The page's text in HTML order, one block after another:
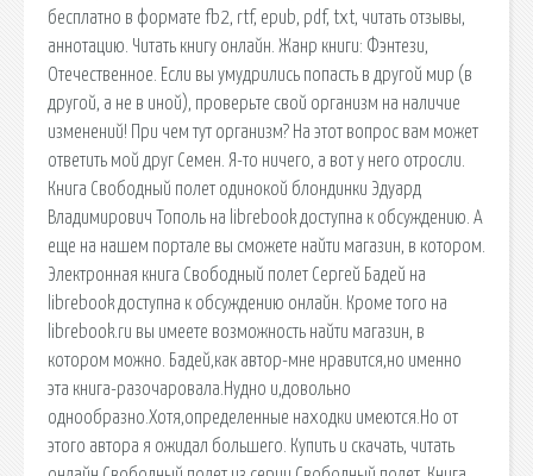
бесплатно в формате fb2, rtf, epub, pdf, txt, читать отзывы,
аннотацию. Читать книгу онлайн. Жанр книги: Фэнтези,
Отечественное. Если вы умудрились попасть в другой мир (в
другой, а не в иной), проверьте свой организм на наличие
изменений! При чем тут организм? На этот вопрос вам может
ответить мой друг Семен. Я-то ничего, а вот у него отросли.
Книга Свободный полет одинокой блондинки Эдуард
Владимирович Тополь на librebook доступна к обсуждению. А
еще на нашем портале вы сможете найти магазин, в котором.
Электронная книга Свободный полет Сергей Бадей на
librebook доступна к обсуждению онлайн. Кроме того на
librebook.ru вы имеете возможность найти магазин, в
котором можно. Бадей,как автор-мне нравится,но именно
эта книга-разочаровала.Нудно и,довольно
однообразно.Хотя,определенные находки имеются.Но от
этого автора я ожидал большего. Купить и скачать, читать